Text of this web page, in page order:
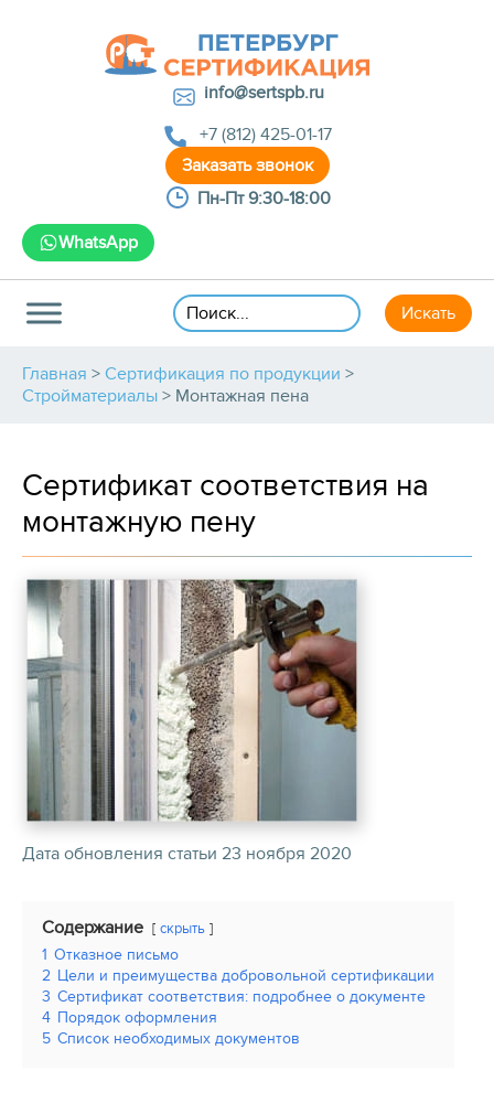
info@sertspb.ru
+7 (812) 425-01-17
Пн-Пт 9:30-18:00
WhatsApp
Главная > Сертификация по продукции >
Стройматериалы > Монтажная пена
Сертификат соответствия на
монтажную пену
Дата обновления статьи 23 ноября 2020
Содержание скрыть
1 Отказное письмо
2 Цели и преимущества добровольной сертификации
3 Сертификат соответствия: подробнее о документе
4 Порядок оформления
5 Список необходимых документов